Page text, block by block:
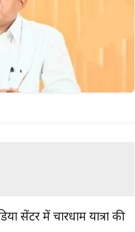
सेंटर में चारधाम यात्रा की